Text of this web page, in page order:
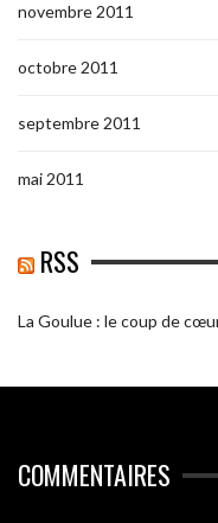
novembre 2011
octobre 2011
septembre 2011
mai 2011
RSS
La Goulue : le coup de
COMMENTAIRES